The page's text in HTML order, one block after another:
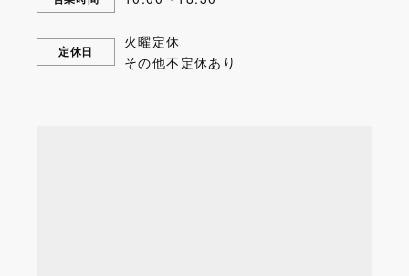
定休日
火曜定休
その他不定休あり